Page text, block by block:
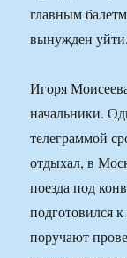
главным
вынужден уйти.
Игоря
начальники.
телеграммой
отдыхал, в
поезда под
подготовился
поручают